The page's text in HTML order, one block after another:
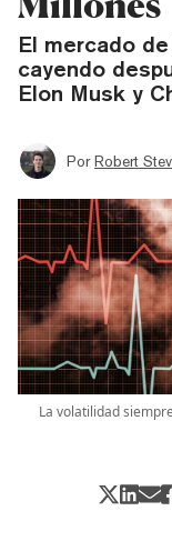
El mercado
cayendo
Elon Musk y
Por Robert
La volatilidad